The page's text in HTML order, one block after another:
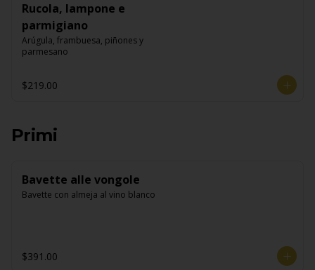
Rucola, lampone e
parmigiano
Arúgula, frambuesa, piñones y
parmesano
$219.00
Primi
Bavette alle vongole
Bavette con almeja al vino blanco
$391.00